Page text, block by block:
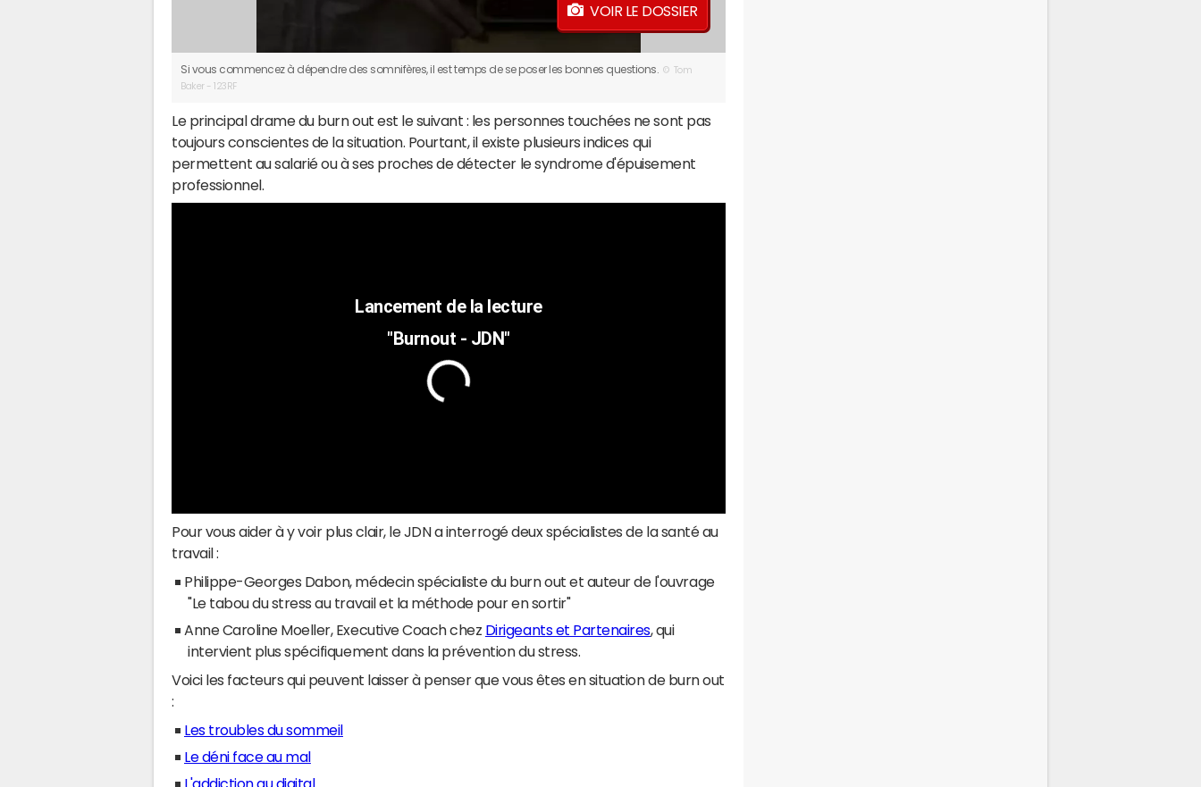
VOIR LE DOSSIER
Si vous commencez à dépendre des somnifères, il est temps de se poser les bonnes questions.
© Tom
Baker - 123RF
Le principal drame du burn out est le suivant : les personnes touchées ne sont pas
toujours conscientes de la situation. Pourtant, il existe plusieurs indices qui
permettent au salarié ou à ses proches de détecter le syndrome d'épuisement
professionnel.
"Burnout - JDN"
Pour vous aider à y voir plus clair, le JDN a interrogé deux spécialistes de la santé au
travail :
Philippe-Georges Dabon, médecin spécialiste du burn out et auteur de l'ouvrage
"Le tabou du stress au travail et la méthode pour en sortir"
Anne Caroline Moeller, Executive Coach chez Dirigeants et Partenaires, qui
intervient plus spécifiquement dans la prévention du stress.
Voici les facteurs qui peuvent laisser à penser que vous êtes en situation de burn out
:
Les troubles du sommeil
Le déni face au mal
L'addiction au digital